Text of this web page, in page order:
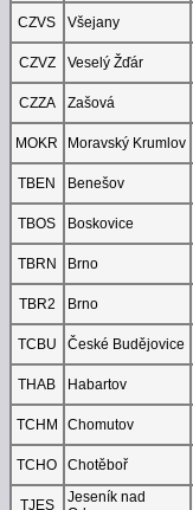
CZVS
Všejany
CZVZ
Veselý Žďár
CZZA
Zašová
MOKR
Moravský Krumlov
TBEN
Benešov
TBOS
Boskovice
TBRN
Brno
TBR2
Brno
TCBU
České Budějovice
THAB
Habartov
TCHM
Chomutov
TCHO
Chotěboř
TJES
Jeseník nad